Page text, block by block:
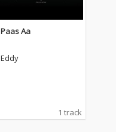
Paas Aa
Eddy
1 track